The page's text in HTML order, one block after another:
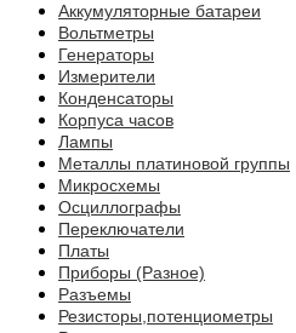
Аккумуляторные батареи
Вольтметры
Генераторы
Измерители
Конденсаторы
Корпуса часов
Лампы
Металлы платиновой группы
Микросхемы
Осциллографы
Переключатели
Платы
Приборы (Разное)
Разъемы
Резисторы,потенциометры